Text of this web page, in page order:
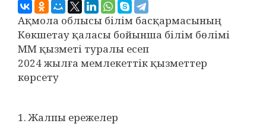
Ақмола облысы білім басқармасының
Көкшетау қаласы бойынша білім бөлімі
ММ қызметі туралы есеп
2024 жылға мемлекеттік қызметтер
көрсету
1. Жалпы ережелер